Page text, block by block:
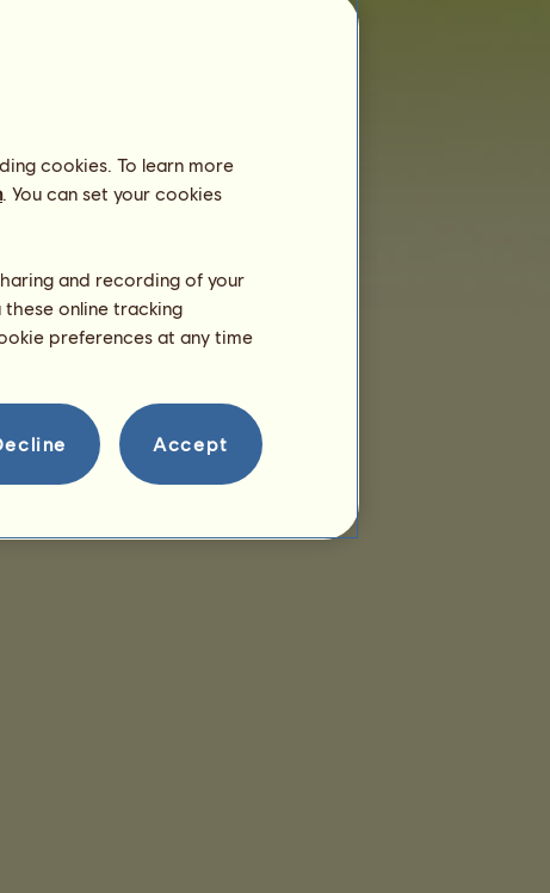
Informationen
Decksprünge:7
cookies. To learn more
. You can set your cookies
and recording of your
online tracking
preferences at any time
Accept